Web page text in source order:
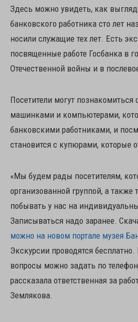
Здесь можно увидеть, как
банковского работника сто лет
носили служащие тех лет. Есть
посвященные работе Госбанка в
Отечественной войны и в
Посетители могут
машинками и компьютерами,
банковскими работниками, и
становится с купюрами, которые
«Мы будем рады посетителям,
организованной группой, а также
побывать у нас на
Записываться надо заранее.
можно на новом портале музея
Экскурсии проводятся
вопросы можно задать по
рассказала ответственная за
Землякова.